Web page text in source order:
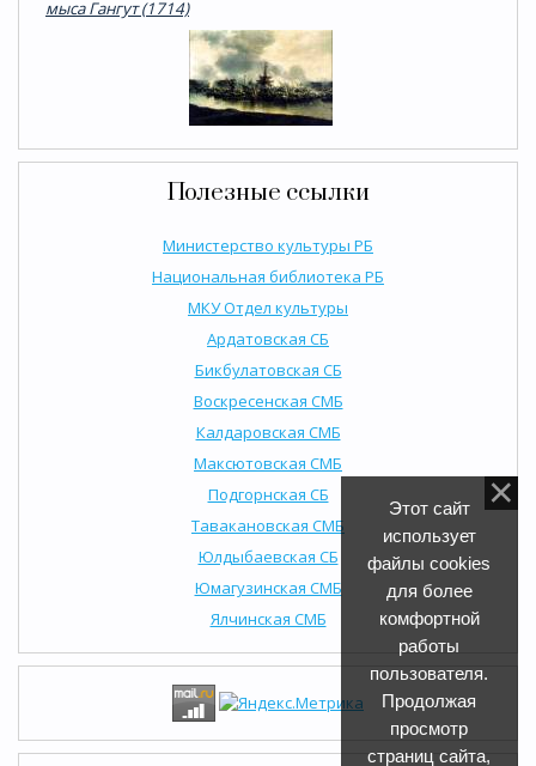
мыса Гангут (1714)
Полезные ссылки
Министерство культуры РБ
Национальная библиотека РБ
МКУ Отдел культуры
Ардатовская СБ
Бикбулатовская СБ
Воскресенская СМБ
Калдаровская СМБ
Максютовская СМБ
Подгорнская СБ
Тавакановская СМБ
Юлдыбаевская СБ
Юмагузинская СМБ
Ялчинская СМБ
Этот сайт
использует
файлы cookies
для более
комфортной
работы
пользователя.
Продолжая
просмотр
страниц сайта,